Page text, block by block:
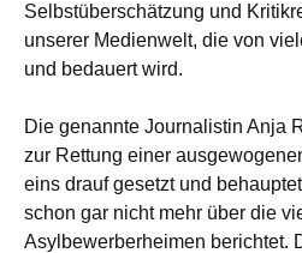
Selbstüberschätzung und
unserer Medienwelt, die von
und bedauert wird.
Die genannte Journalistin Anja
zur Rettung einer
eins drauf gesetzt und
schon gar nicht mehr über die
Asylbewerberheimen berichtet.